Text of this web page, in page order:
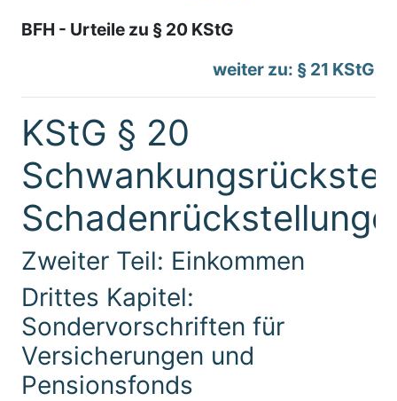
BFH - Urteile zu § 20 KStG
weiter zu: § 21 KStG
KStG § 20
Zweiter Teil: Einkommen
Drittes Kapitel:
Sondervorschriften für
Versicherungen und
Pensionsfonds